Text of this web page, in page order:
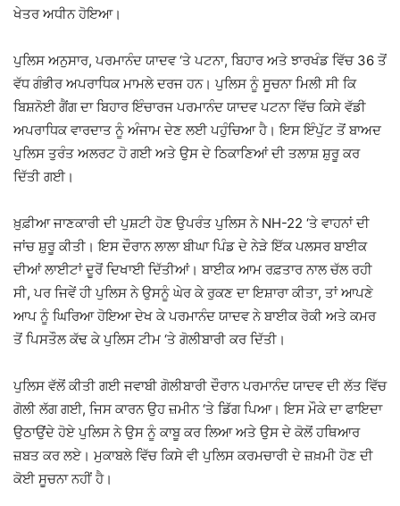
ਖੇਤਰ ਅਧੀਨ ਹੋਇਆ।
ਪੁਲਿਸ ਅਨੁਸਾਰ, ਪਰਮਾਨੰਦ ਯਾਦਵ ‘ਤੇ ਪਟਨਾ, ਬਿਹਾਰ ਅਤੇ ਝਾਰਖੰਡ ਵਿੱਚ 36 ਤੋਂ
ਵੱਧ ਗੰਭੀਰ ਅਪਰਾਧਿਕ ਮਾਮਲੇ ਦਰਜ ਹਨ। ਪੁਲਿਸ ਨੂੰ ਸੂਚਨਾ ਮਿਲੀ ਸੀ ਕਿ
ਬਿਸ਼ਨੋਈ ਗੈਂਗ ਦਾ ਬਿਹਾਰ ਇੰਚਾਰਜ ਪਰਮਾਨੰਦ ਯਾਦਵ ਪਟਨਾ ਵਿੱਚ ਕਿਸੇ ਵੱਡੀ
ਅਪਰਾਧਿਕ ਵਾਰਦਾਤ ਨੂੰ ਅੰਜਾਮ ਦੇਣ ਲਈ ਪਹੁੰਚਿਆ ਹੈ। ਇਸ ਇੰਪੁੱਟ ਤੋਂ ਬਾਅਦ
ਪੁਲਿਸ ਤੁਰੰਤ ਅਲਰਟ ਹੋ ਗਈ ਅਤੇ ਉਸ ਦੇ ਠਿਕਾਣਿਆਂ ਦੀ ਤਲਾਸ਼ ਸ਼ੁਰੂ ਕਰ
ਦਿੱਤੀ ਗਈ।
ਖ਼ੁਫ਼ੀਆ ਜਾਣਕਾਰੀ ਦੀ ਪੁਸ਼ਟੀ ਹੋਣ ਉਪਰੰਤ ਪੁਲਿਸ ਨੇ NH-22 ‘ਤੇ ਵਾਹਨਾਂ ਦੀ
ਜਾਂਚ ਸ਼ੁਰੂ ਕੀਤੀ। ਇਸ ਦੌਰਾਨ ਲਾਲਾ ਬੀਘਾ ਪਿੰਡ ਦੇ ਨੇੜੇ ਇੱਕ ਪਲਸਰ ਬਾਈਕ
ਦੀਆਂ ਲਾਈਟਾਂ ਦੂਰੋਂ ਦਿਖਾਈ ਦਿੱਤੀਆਂ। ਬਾਈਕ ਆਮ ਰਫ਼ਤਾਰ ਨਾਲ ਚੱਲ ਰਹੀ
ਸੀ, ਪਰ ਜਿਵੇਂ ਹੀ ਪੁਲਿਸ ਨੇ ਉਸਨੂੰ ਘੇਰ ਕੇ ਰੁਕਣ ਦਾ ਇਸ਼ਾਰਾ ਕੀਤਾ, ਤਾਂ ਆਪਣੇ
ਆਪ ਨੂੰ ਘਿਰਿਆ ਹੋਇਆ ਦੇਖ ਕੇ ਪਰਮਾਨੰਦ ਯਾਦਵ ਨੇ ਬਾਈਕ ਰੋਕੀ ਅਤੇ ਕਮਰ
ਤੋਂ ਪਿਸਤੌਲ ਕੱਢ ਕੇ ਪੁਲਿਸ ਟੀਮ ‘ਤੇ ਗੋਲੀਬਾਰੀ ਕਰ ਦਿੱਤੀ।
ਪੁਲਿਸ ਵੱਲੋਂ ਕੀਤੀ ਗਈ ਜਵਾਬੀ ਗੋਲੀਬਾਰੀ ਦੌਰਾਨ ਪਰਮਾਨੰਦ ਯਾਦਵ ਦੀ ਲੱਤ ਵਿੱਚ
ਗੋਲੀ ਲੱਗ ਗਈ, ਜਿਸ ਕਾਰਨ ਉਹ ਜ਼ਮੀਨ ‘ਤੇ ਡਿੱਗ ਪਿਆ। ਇਸ ਮੌਕੇ ਦਾ ਫਾਇਦਾ
ਉਠਾਉਂਦੇ ਹੋਏ ਪੁਲਿਸ ਨੇ ਉਸ ਨੂੰ ਕਾਬੂ ਕਰ ਲਿਆ ਅਤੇ ਉਸ ਦੇ ਕੋਲੋਂ ਹਥਿਆਰ
ਜ਼ਬਤ ਕਰ ਲਏ। ਮੁਕਾਬਲੇ ਵਿੱਚ ਕਿਸੇ ਵੀ ਪੁਲਿਸ ਕਰਮਚਾਰੀ ਦੇ ਜ਼ਖ਼ਮੀ ਹੋਣ ਦੀ
ਕੋਈ ਸੂਚਨਾ ਨਹੀਂ ਹੈ।